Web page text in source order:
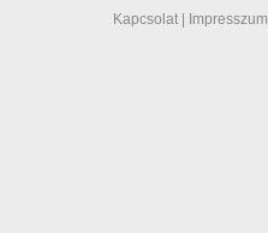
Kapcsolat Impresszum